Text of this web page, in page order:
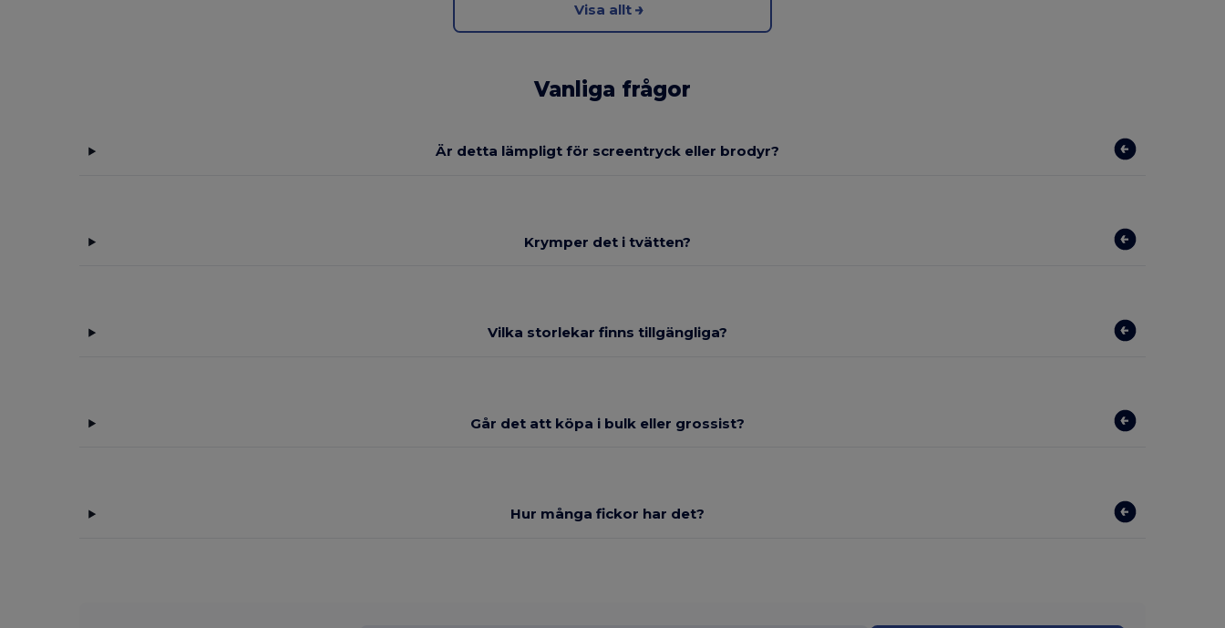
Visa allt
Vanliga frågor
Är detta lämpligt för screentryck eller brodyr?
Krymper det i tvätten?
Vilka storlekar finns tillgängliga?
Går det att köpa i bulk eller grossist?
Hur många fickor har det?